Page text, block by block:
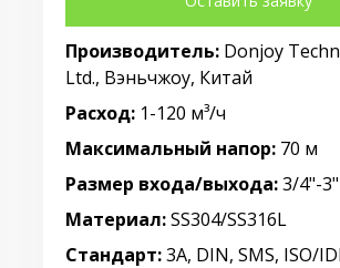
Производитель: Donjoy
Ltd., Вэньчжоу, Китай
Расход: 1-120 м³/ч
Максимальный напор: 70 м
Размер входа/выхода:3/4"-3"
Материал:SS304/SS316L
Стандарт:3A, DIN, SMS, ISO/